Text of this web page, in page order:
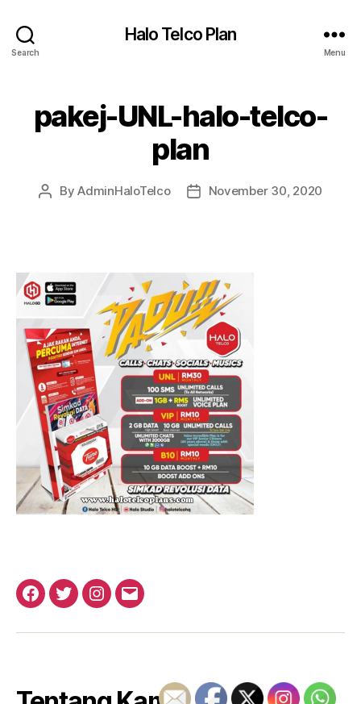
Search
Halo Telco Plan
Menu
pakej-UNL-halo-telco-
plan
PostByAdminHaloTelco
PostNovember 30, 2020
Facebook
TwitterInstagram
Email